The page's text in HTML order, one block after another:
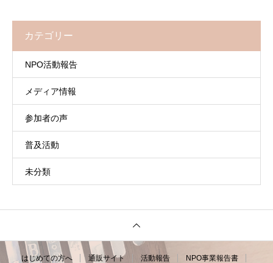
カテゴリー
NPO活動報告
メディア情報
参加者の声
普及活動
未分類
はじめての方へ 通販サイト 活動報告 NPO事業報告書